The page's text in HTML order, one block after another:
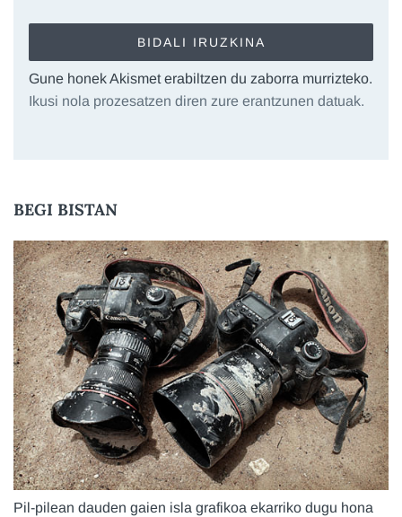
Gune honek Akismet erabiltzen du zaborra murrizteko.
Ikusi nola prozesatzen diren zure erantzunen datuak.
BEGI BISTAN
Pil-pilean dauden gaien isla grafikoa ekarriko dugu hona